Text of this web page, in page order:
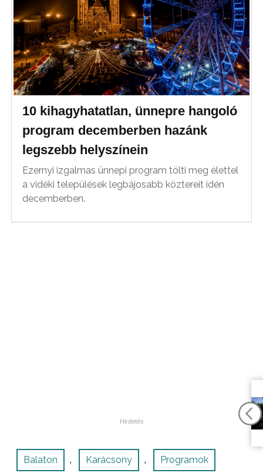
10 kihagyhatatlan, ünnepre hangoló
program decemberben hazánk
legszebb helyszínein
Ezernyi izgalmas ünnepi program tölti meg élettel
a vidéki települések legbájosabb köztereit idén
decemberben.
Balaton , Karácsony , Programok